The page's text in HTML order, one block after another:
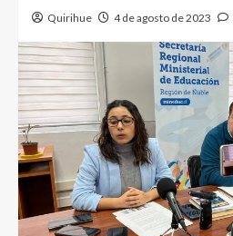
Quirihue 4 de agosto de 2023